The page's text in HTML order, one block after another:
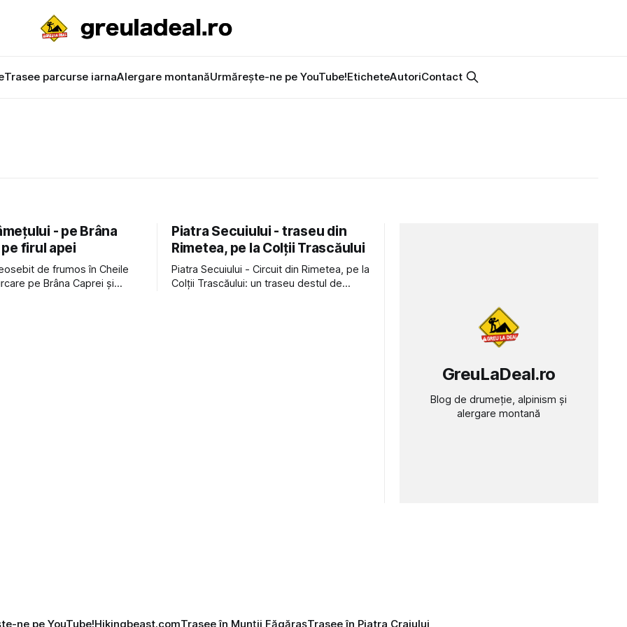
Trasee parcurse iarnaAlergare montanăUrmărește-ne pe YouTube!EticheteAutoriContact
- pe Brâna
firul apei
de frumos în Cheile
pe Brâna Caprei și
Piatra Secuiului - traseu din
Rimetea, pe la Colții Trascăului
Piatra Secuiului - Circuit din Rimetea, pe la
Colții Trascăului: un traseu destul de
GreuLaDeal.ro
Blog de drumeție, alpinism și
alergare montană
ne pe YouTube!Hikingbeast.comTrasee în Munții FăgărașTrasee în Piatra Craiului